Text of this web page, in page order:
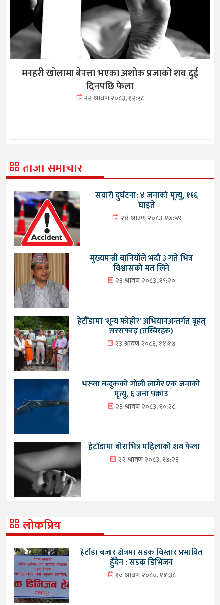
मनहरी खोलामा बेपत्ता भएका अशोक प्रजाको शव दुई
दिनपछि फेला
२२ श्रावण २०८३, १२:५८
ताजा समाचार
सवारी दुर्घटना: ४ जनाको मृत्यु, ११६
घाइते
२४ श्रावण २०८३, १७:५९
मुख्यमन्त्री बानियाँले भदौ ३ गते भित्र
विश्वासको मत लिने
२३ श्रावण २०८३, १९:२०
हेटौँडामा ‘शून्य फोहोर’ अभियानअन्तर्गत बृहत्
सरसफाइ (तस्बिरहरु)
२३ श्रावण २०८३, १४:१७
भरुवा बन्दुकको गोली लागेर एक जनाको
मृत्यु, ६ जना पक्राउ
२३ श्रावण २०८३, १०:२८
हेटौंडामा बोराभित्र महिलाको शव फेला
२२ श्रावण २०८३, १७:२३
लोकप्रिय
हेटौंडा बजार क्षेत्रमा सडक विस्तार प्रभावित
हुँदैन : सडक डिभिजन
१० श्रावण २०८०, १४:३८